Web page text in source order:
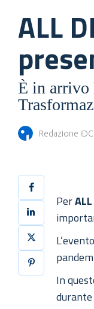
ALL
È in arrivo
Redazione
Per
In